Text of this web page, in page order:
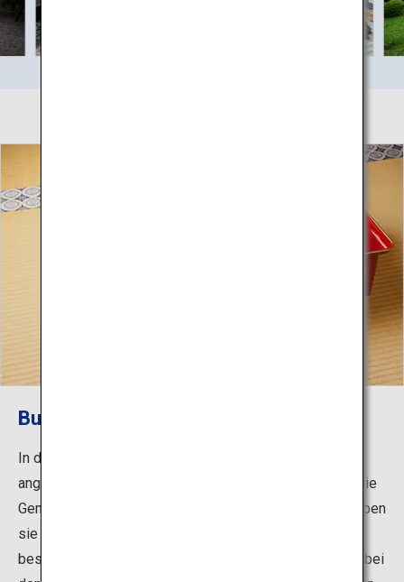
Buddhistische Küche genießen
In den Tempelunterkünften wird buddhistische Küche
angeboten. Die Gerichte werden mit veganen Zutaten wie
Gemüse und Getreide zubereitet. In jeder Unterkunft haben
sie einen eigenen Geschmack und werden auf ganz
besondere Art präsentiert, von traditionellen Gerichten, bei